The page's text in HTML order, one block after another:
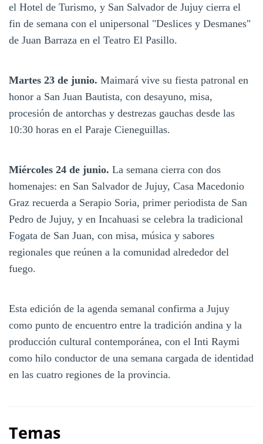
el Hotel de Turismo, y San Salvador de Jujuy cierra el
fin de semana con el unipersonal "Deslices y Desmanes"
de Juan Barraza en el Teatro El Pasillo.
Martes 23 de junio. Maimará vive su fiesta patronal en
honor a San Juan Bautista, con desayuno, misa,
procesión de antorchas y destrezas gauchas desde las
10:30 horas en el Paraje Cieneguillas.
Miércoles 24 de junio. La semana cierra con dos
homenajes: en San Salvador de Jujuy, Casa Macedonio
Graz recuerda a Serapio Soria, primer periodista de San
Pedro de Jujuy, y en Incahuasi se celebra la tradicional
Fogata de San Juan, con misa, música y sabores
regionales que reúnen a la comunidad alrededor del
fuego.
Esta edición de la agenda semanal confirma a Jujuy
como punto de encuentro entre la tradición andina y la
producción cultural contemporánea, con el Inti Raymi
como hilo conductor de una semana cargada de identidad
en las cuatro regiones de la provincia.
Temas